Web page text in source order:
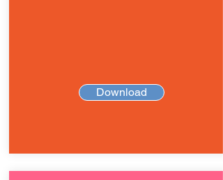
Download